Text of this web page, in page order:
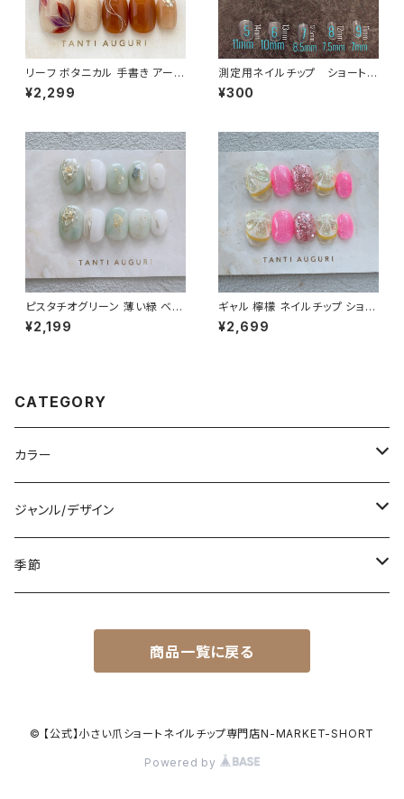
リーフ ボタニカル 手書き アート
ネイルチップ 暖色系 春 夏 秋 シ
ョート 短い 付け爪 葉 ゴールド
¥2,299
測定用ネイルチップ ショートタ
イプ
¥300
ピスタチオグリーン 薄い緑 ベリ
ーショート ネイルチップ お呼ば
れ 通販 販売店 売ってる場所 結
¥2,199
ギャル 檸檬 ネイルチップ ショー
ト ピンク色 派手 ギャルっぽい
キャバ嬢 チャラい 不真面目 通
¥2,699
CATEGORY
カラー
白
黒
黄色
ジャンル/デザイン
シンプル
星柄
季節
商品一覧に戻る
© 【公式】小さい爪ショートネイルチップ専門店N-MARKET-SHORT
Powered by